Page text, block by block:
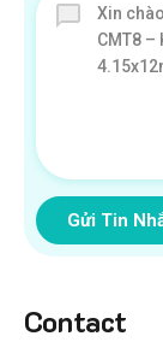
Gửi Tin
Contact